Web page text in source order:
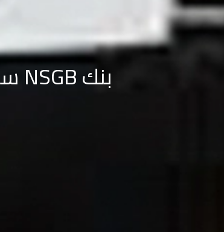
بنك NSGB سابقاً – بنك قطر الوطنى حالياً – الدور ال5 – الفرع الرئيسي